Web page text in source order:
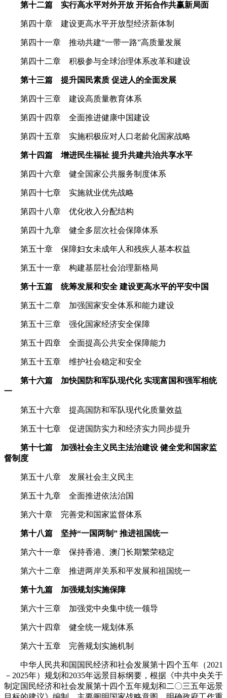
第十二篇 实行高水平对外开放 开拓合作共赢新局面
第四十章 建设更高水平开放型经济新体制
第四十一章 推动共建“一带一路”高质量发展
第四十二章 积极参与全球治理体系改革和建设
第十三篇 提升国民素质 促进人的全面发展
第四十三章 建设高质量教育体系
第四十四章 全面推进健康中国建设
第四十五章 实施积极应对人口老龄化国家战略
第十四篇 增进民生福祉 提升共建共治共享水平
第四十六章 健全国家公共服务制度体系
第四十七章 实施就业优先战略
第四十八章 优化收入分配结构
第四十九章 健全多层次社会保障体系
第五十章 保障妇女未成年人和残疾人基本权益
第五十一章 构建基层社会治理新格局
第十五篇 统筹发展和安全 建设更高水平的平安中国
第五十二章 加强国家安全体系和能力建设
第五十三章 强化国家经济安全保障
第五十四章 全面提高公共安全保障能力
第五十五章 维护社会稳定和安全
第十六篇 加快国防和军队现代化 实现富国和强军相统
一
第五十六章 提高国防和军队现代化质量效益
第五十七章 促进国防实力和经济实力同步提升
第十七篇 加强社会主义民主法治建设 健全党和国家监
督制度
第五十八章 发展社会主义民主
第五十九章 全面推进依法治国
第六十章 完善党和国家监督体系
第十八篇 坚持“一国两制” 推进祖国统一
第六十一章 保持香港、澳门长期繁荣稳定
第六十二章 推进两岸关系和平发展和祖国统一
第十九篇 加强规划实施保障
第六十三章 加强党中央集中统一领导
第六十四章 健全统一规划体系
第六十五章 完善规划实施机制
中华人民共和国国民经济和社会发展第十四个五年（2021
－2025年）规划和2035年远景目标纲要，根据《中共中央关于
制定国民经济和社会发展第十四个五年规划和二〇三五年远景